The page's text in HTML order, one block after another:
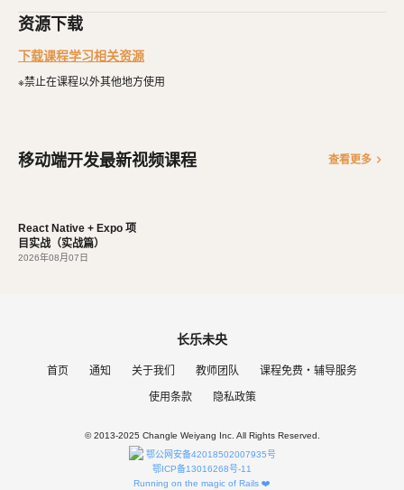
发布篇：最后，在开发完成后，终于可以发布到应用商店了，让大
家都羡慕你的成就。发iOS、Android原生App。 对编程、AI和机器人都有深厚的
兴趣，觉得做开发非常快乐，能创造梦想中的产品是一件非常
有幸福感的事情。喜爱阅读，尤其是历史相关的书籍。喜欢音
资源下载
下载课程学习相关资源
※禁止在课程以外其他地方使用
移动端开发最新视频课程 查看更多 chevron_right
React Native + Expo 项
目实战（实战篇）
2026年08月07日
长乐未央
首页 通知 关于我们 教师团队 课程免费・辅导服务
使用条款 隐私政策
© 2013-2025 Changle Weiyang Inc. All Rights Reserved.
鄂公网安备42018502007935号
鄂ICP备13016268号-11
Running on the magic of Rails ❤️